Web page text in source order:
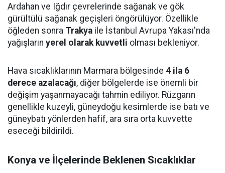
Ardahan ve Iğdır çevrelerinde sağanak ve gök
gürültülü sağanak geçişleri öngörülüyor. Özellikle
öğleden sonra Trakya ile İstanbul Avrupa Yakası'nda
yağışların yerel olarak kuvvetli olması bekleniyor.
Hava sıcaklıklarının Marmara bölgesinde 4 ila 6
derece azalacağı, diğer bölgelerde ise önemli bir
değişim yaşanmayacağı tahmin ediliyor. Rüzgarın
genellikle kuzeyli, güneydoğu kesimlerde ise batı ve
güneybatı yönlerden hafif, ara sıra orta kuvvette
eseceği bildirildi.
Konya ve İlçelerinde Beklenen Sıcaklıklar